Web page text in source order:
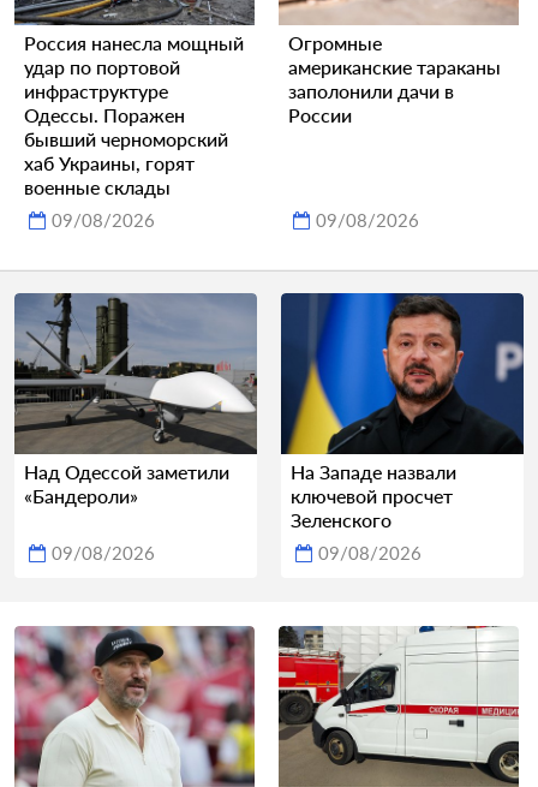
Россия нанесла мощный
удар по портовой
инфраструктуре
Одессы. Поражен
бывший черноморский
хаб Украины, горят
военные склады
09/08/2026
Огромные
американские тараканы
заполонили дачи в
России
09/08/2026
Над Одессой заметили
«Бандероли»
09/08/2026
На Западе назвали
ключевой просчет
Зеленского
09/08/2026